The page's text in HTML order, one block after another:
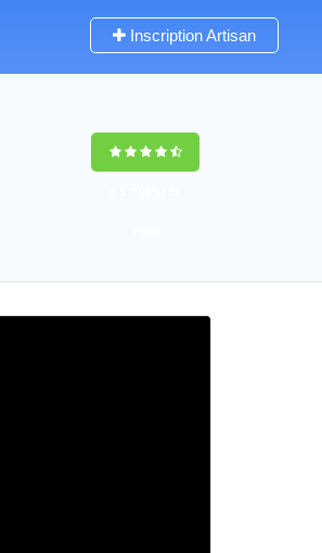
Inscription Artisan